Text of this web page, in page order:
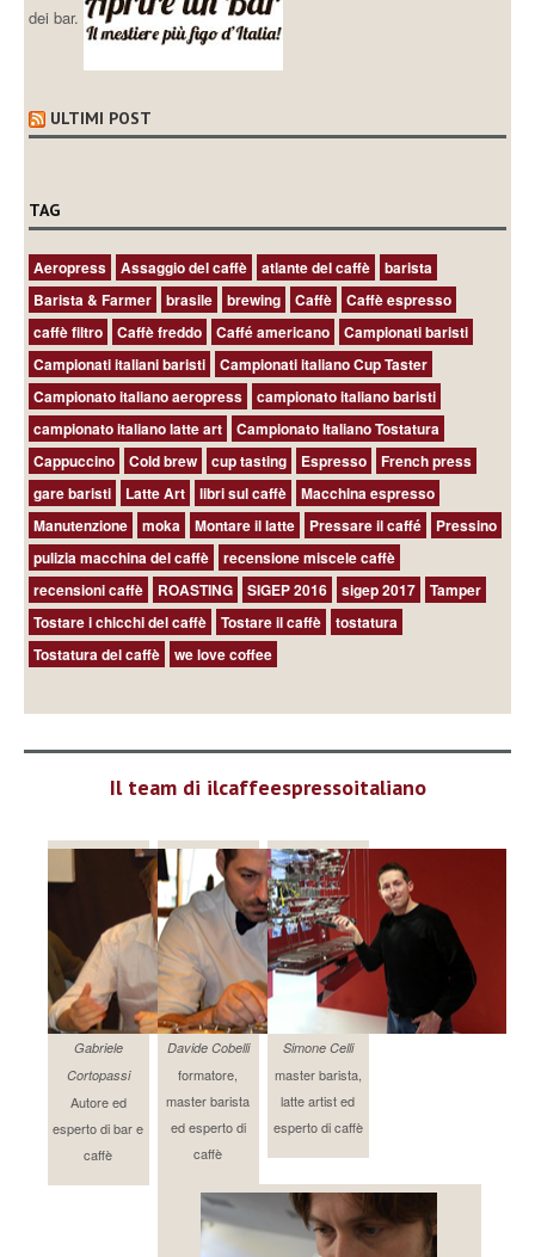
dei bar.
ULTIMI POST
TAG
Aeropress Assaggio del caffè atlante del caffè
barista
Barista & Farmer
brasile brewing Caffè
Caffè espresso
caffè filtro
Caffè freddo Caffé americano
Campionati baristi
Campionati italiani baristi
Campionati italiano Cup Taster
Campionato italiano aeropress
campionato italiano baristi
campionato italiano latte art
Campionato Italiano Tostatura
Cappuccino
Cold brew cup tasting Espresso
French press
gare baristi
Latte Art libri sul caffè
Macchina espresso
Manutenzione
moka Montare il latte Pressare il caffé
Pressino
pulizia macchina del caffè
recensione miscele caffè
recensioni caffè
ROASTING SIGEP 2016 sigep 2017
Tamper
Tostare i chicchi del caffè
Tostare il caffè
tostatura
Tostatura del caffè
we love coffee
Il team di ilcaffeespressoitaliano
Gabriele
Cortopassi
Autore ed
esperto di bar e
caffè
Davide Cobelli
formatore,
master barista
ed esperto di
caffè
Simone Celli
master barista,
latte artist ed
esperto di caffè